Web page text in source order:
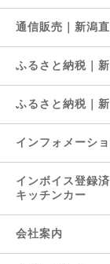
通信販売｜新潟
ふるさと納税｜
ふるさと納税｜
インフォメーシ
インボイス登録
キッチンカー
会社案内